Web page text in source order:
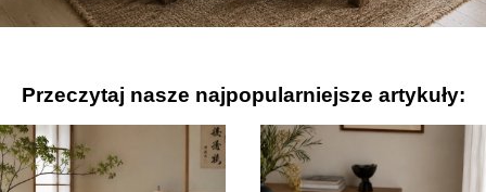
Przeczytaj nasze najpopularniejsze artykuły: